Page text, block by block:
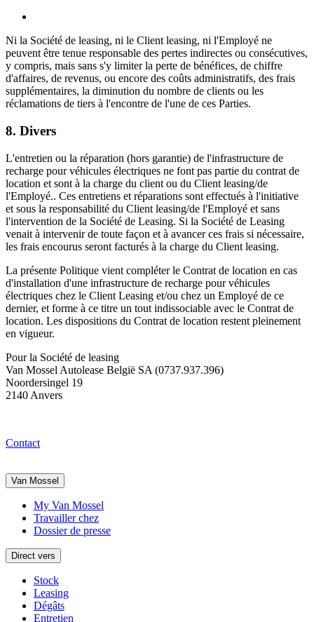
Ni la Société de leasing, ni le Client leasing, ni l'Employé ne
peuvent être tenue responsable des pertes indirectes ou consécutives,
y compris, mais sans s'y limiter la perte de bénéfices, de chiffre
d'affaires, de revenus, ou encore des coûts administratifs, des frais
supplémentaires, la diminution du nombre de clients ou les
réclamations de tiers à l'encontre de l'une de ces Parties.
8. Divers
L'entretien ou la réparation (hors garantie) de l'infrastructure de
recharge pour véhicules électriques ne font pas partie du contrat de
location et sont à la charge du client ou du Client leasing/de
l'Employé.. Ces entretiens et réparations sont effectués à l'initiative
et sous la responsabilité du Client leasing/de l'Employé et sans
l'intervention de la Société de Leasing. Si la Société de Leasing
venait à intervenir de toute façon et à avancer ces frais si nécessaire,
les frais encourus seront facturés à la charge du Client leasing.
La présente Politique vient compléter le Contrat de location en cas
d'installation d'une infrastructure de recharge pour véhicules
électriques chez le Client Leasing et/ou chez un Employé de ce
dernier, et forme à ce titre un tout indissociable avec le Contrat de
location. Les dispositions du Contrat de location restent pleinement
en vigueur.
Pour la Société de leasing
Van Mossel Autolease België SA (0737.937.396)
Noordersingel 19
2140 Anvers
Contact
Van Mossel
My Van Mossel
Travailler chez
Dossier de presse
Direct vers
Stock
Leasing
Dégâts
Entretien